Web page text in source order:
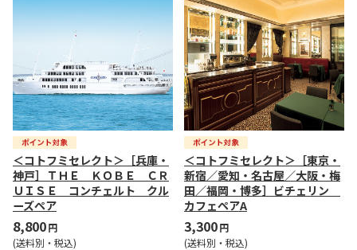
＜コトフミセレクト＞［兵庫・
神戸］ＴＨＥ ＫＯＢＥ ＣＲ
ＵＩＳＥ コンチェルト クル
ーズペア
8,800円
(送料別・税込)
＜コトフミセレクト＞［東京・
新宿／愛知・名古屋／大阪・梅
田／福岡・博多］ビチェリン
カフェペアA
3,300円
(送料別・税込)